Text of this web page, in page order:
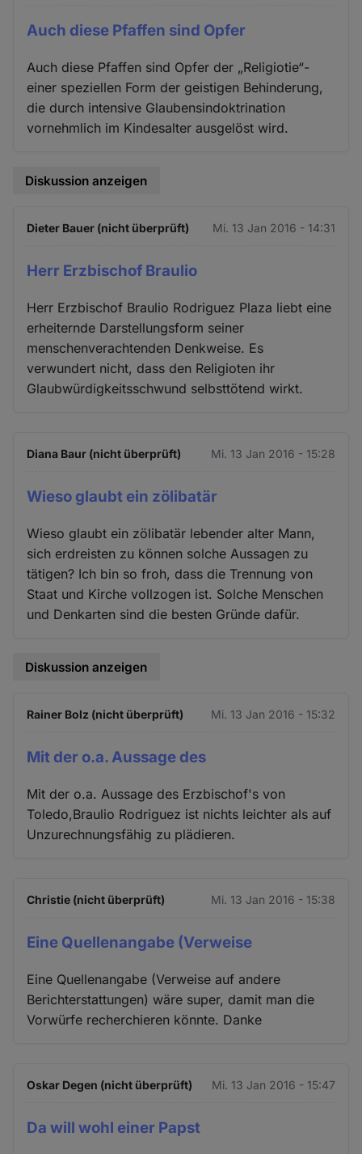
Auch diese Pfaffen sind Opfer
Auch diese Pfaffen sind Opfer der „Religiotie“-
einer speziellen Form der geistigen Behinderung,
die durch intensive Glaubensindoktrination
vornehmlich im Kindesalter ausgelöst wird.
Diskussion anzeigen
Dieter Bauer (nicht überprüft) Mi. 13 Jan 2016 - 14:31
Herr Erzbischof Braulio
Herr Erzbischof Braulio Rodriguez Plaza liebt eine
erheiternde Darstellungsform seiner
menschenverachtenden Denkweise. Es
verwundert nicht, dass den Religioten ihr
Glaubwürdigkeitsschwund selbsttötend wirkt.
Diana Baur (nicht überprüft) Mi. 13 Jan 2016 - 15:28
Wieso glaubt ein zölibatär
Wieso glaubt ein zölibatär lebender alter Mann,
sich erdreisten zu können solche Aussagen zu
tätigen? Ich bin so froh, dass die Trennung von
Staat und Kirche vollzogen ist. Solche Menschen
und Denkarten sind die besten Gründe dafür.
Diskussion anzeigen
Rainer Bolz (nicht überprüft) Mi. 13 Jan 2016 - 15:32
Mit der o.a. Aussage des
Mit der o.a. Aussage des Erzbischof's von
Toledo,Braulio Rodriguez ist nichts leichter als auf
Unzurechnungsfähig zu plädieren.
Christie (nicht überprüft) Mi. 13 Jan 2016 - 15:38
Eine Quellenangabe (Verweise
Eine Quellenangabe (Verweise auf andere
Berichterstattungen) wäre super, damit man die
Vorwürfe recherchieren könnte. Danke
Oskar Degen (nicht überprüft) Mi. 13 Jan 2016 - 15:47
Da will wohl einer Papst